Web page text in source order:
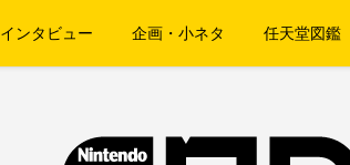
インタビュー 企画・小ネタ 任天堂図鑑